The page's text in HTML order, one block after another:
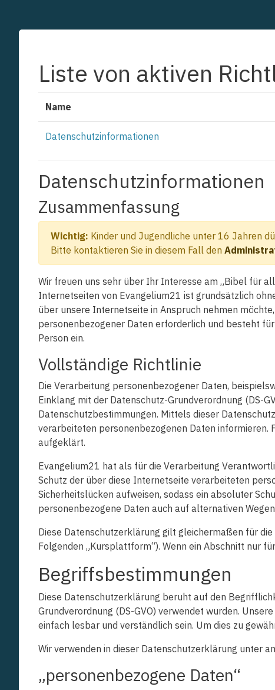
Liste von aktiven
Name
Datenschutzinformationen
Datenschutzinformationen
Zusammenfassung
Wichtig: Kinder und Jugendliche unter 16 Jahren
Bitte kontaktieren Sie in diesem Fall den
Wir freuen uns sehr über Ihr Interesse am „Bibel für
Internetseiten von Evangelium21 ist grundsätzlich
über unsere Internetseite in Anspruch nehmen
personenbezogener Daten erforderlich und besteht
Person ein.
Vollständige Richtlinie
Die Verarbeitung personenbezogener Daten,
Einklang mit der Datenschutz-Grundverordnung (DS-
Datenschutzbestimmungen. Mittels dieser
verarbeiteten personenbezogenen Daten
aufgeklärt.
Evangelium21 hat als für die Verarbeitung
Schutz der über diese Internetseite verarbeiteten
Sicherheitslücken aufweisen, sodass ein absoluter
personenbezogene Daten auch auf alternativen
Diese Datenschutzerklärung gilt gleichermaßen für
Folgenden „Kursplattform“). Wenn ein Abschnitt nur
Begriffsbestimmungen
Diese Datenschutzerklärung beruht auf den
Grundverordnung (DS-GVO) verwendet wurden.
einfach lesbar und verständlich sein. Um dies zu
Wir verwenden in dieser Datenschutzerklärung unter
„personenbezogene Daten“